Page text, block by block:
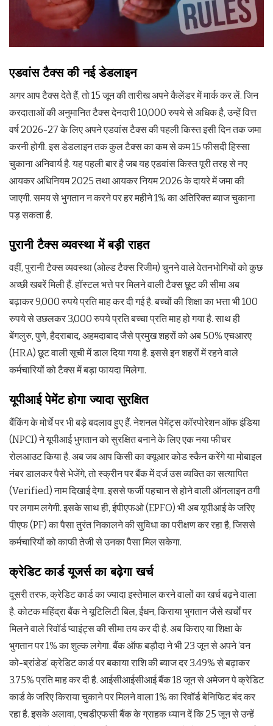
एडवांस टैक्स की नई डेडलाइन
अगर आप टैक्स देते हैं, तो 15 जून की तारीख अपने कैलेंडर में मार्क कर लें. जिन
करदाताओं की अनुमानित टैक्स देनदारी 10,000 रुपये से अधिक है, उन्हें वित्त
वर्ष 2026-27 के लिए अपने एडवांस टैक्स की पहली किस्त इसी दिन तक जमा
करनी होगी. इस डेडलाइन तक कुल टैक्स का कम से कम 15 फीसदी हिस्सा
चुकाना अनिवार्य है. यह पहली बार है जब यह एडवांस किस्त पूरी तरह से नए
आयकर अधिनियम 2025 तथा आयकर नियम 2026 के दायरे में जमा की
जाएगी. समय से भुगतान न करने पर हर महीने 1% का अतिरिक्त ब्याज चुकाना
पड़ सकता है.
पुरानी टैक्स व्यवस्था में बड़ी राहत
वहीं, पुरानी टैक्स व्यवस्था (ओल्ड टैक्स रिजीम) चुनने वाले वेतनभोगियों को कुछ
अच्छी खबरें मिली हैं. हॉस्टल भत्ते पर मिलने वाली टैक्स छूट की सीमा अब
बढ़ाकर 9,000 रुपये प्रति माह कर दी गई है. बच्चों की शिक्षा का भत्ता भी 100
रुपये से उछलकर 3,000 रुपये प्रति बच्चा प्रति माह हो गया है. साथ ही
बेंगलुरु, पुणे, हैदराबाद, अहमदाबाद जैसे प्रमुख शहरों को अब 50% एचआरए
(HRA) छूट वाली सूची में डाल दिया गया है. इससे इन शहरों में रहने वाले
कर्मचारियों को टैक्स में बड़ा फायदा मिलेगा.
यूपीआई पेमेंट होगा ज्यादा सुरक्षित
बैंकिंग के मोर्चे पर भी बड़े बदलाव हुए हैं. नेशनल पेमेंट्स कॉरपोरेशन ऑफ इंडिया
(NPCI) ने यूपीआई भुगतान को सुरक्षित बनाने के लिए एक नया फीचर
रोलआउट किया है. अब जब आप किसी का क्यूआर कोड स्कैन करेंगे या मोबाइल
नंबर डालकर पैसे भेजेंगे, तो स्क्रीन पर बैंक में दर्ज उस व्यक्ति का सत्यापित
(Verified) नाम दिखाई देगा. इससे फर्जी पहचान से होने वाली ऑनलाइन ठगी
पर लगाम लगेगी. इसके साथ ही, ईपीएफओ (EPFO) भी अब यूपीआई के जरिए
पीएफ (PF) का पैसा तुरंत निकालने की सुविधा का परीक्षण कर रहा है, जिससे
कर्मचारियों को काफी तेजी से उनका पैसा मिल सकेगा.
क्रेडिट कार्ड यूजर्स का बढ़ेगा खर्च
दूसरी तरफ, क्रेडिट कार्ड का ज्यादा इस्तेमाल करने वालों का खर्च बढ़ने वाला
है. कोटक महिंद्रा बैंक ने यूटिलिटी बिल, ईंधन, किराया भुगतान जैसे खर्चों पर
मिलने वाले रिवॉर्ड प्वाइंट्स की सीमा तय कर दी है. अब किराए या शिक्षा के
भुगतान पर 1% का शुल्क लगेगा. बैंक ऑफ बड़ौदा ने भी 23 जून से अपने ‘वन
को-ब्रांडेड’ क्रेडिट कार्ड पर बकाया राशि की ब्याज दर 3.49% से बढ़ाकर
3.75% प्रति माह कर दी है. आईसीआईसीआई बैंक 18 जून से अमेजन पे क्रेडिट
कार्ड के जरिए किराया चुकाने पर मिलने वाला 1% का रिवॉर्ड बेनिफिट बंद कर
रहा है. इसके अलावा, एचडीएफसी बैंक के ग्राहक ध्यान दें कि 25 जून से उन्हें